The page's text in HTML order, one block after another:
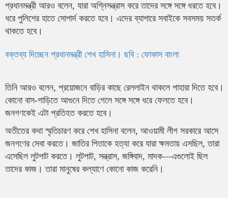
প্রধানমন্ত্রী আরও বলেন, ‌যারা অগ্নিসন্ত্রাস করে তাদের সঙ্গে সঙ্গে ধরতে হবে।
ধরে পুলিশের হাতে সোপার্দ করতে হবে। এদের ব্যাপারে সবাইকে সবসময় সতর্ক
থাকতে হবে।
বক্তব্য দিচ্ছেন প্রধানমন্ত্রী শেখ হাসিনা। ছবি : ফোকাস বাংলা
তিনি আরও বলেন, প্রয়োজনে বাড়ির কাছে রেললাইন থাকলে পাহারা দিতে হবে।
কোনো বাস-গাড়িতে আগুনে দিতে গেলে সঙ্গে সঙ্গে ধরে ফেলতে হবে।
জনগণকেই এটা প্রতিহত করতে হবে।
অতীতের কথা স্মৃতিচারণ করে শেখ হাসিনা বলেন, আওয়ামী লীগ সরকারে আসে
জনগণের সেবা করতে। জাতির পিতাকে হত্যা করে যারা ক্ষমতায় এসছিল, তারা
এসেছিল লুটপাট করতে। লুটপাট, সন্ত্রাস, জঙ্গিবাদ, মাদক—এগুলোই ছিল
তাদের কাজ। তারা মানুষের কল্যাণে কোনো কাজ করেনি।